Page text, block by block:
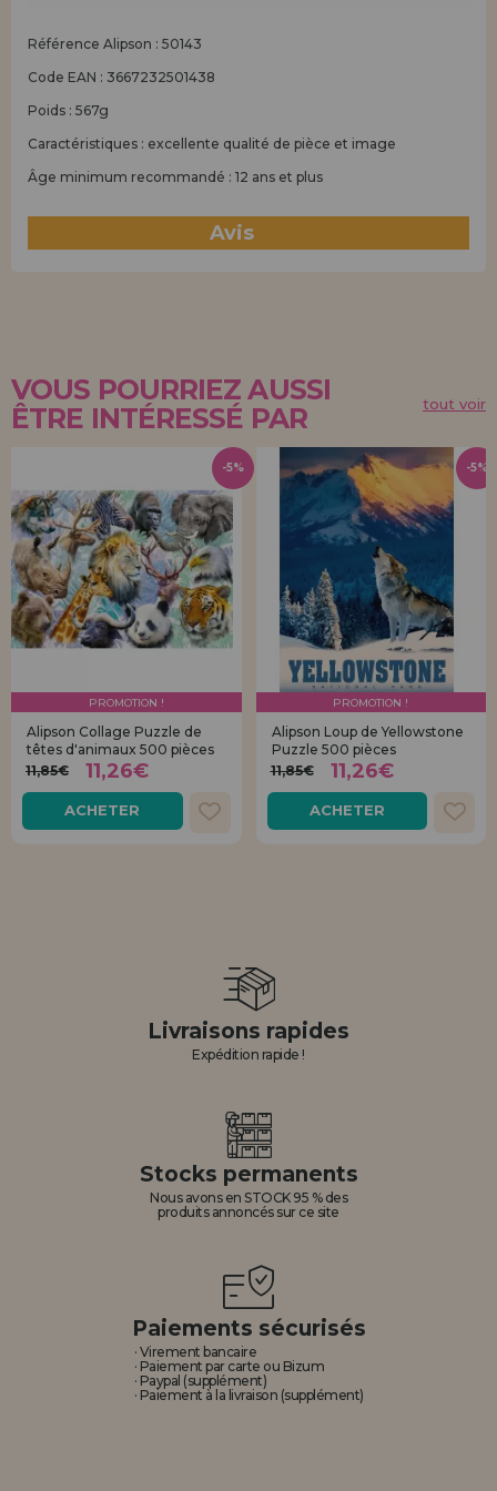
Référence Alipson : 50143
Code EAN : 3667232501438
Poids : 567g
Caractéristiques : excellente qualité de pièce et image
Âge minimum recommandé : 12 ans et plus
Avis
VOUS POURRIEZ AUSSI
ÊTRE INTÉRESSÉ PAR
tout voir
PROMOTION !
Alipson Collage Puzzle de
têtes d'animaux 500 pièces
11,85€
11,26€
ACHETER
-5%
PROMOTION !
Alipson Loup de Yellowstone
Puzzle 500 pièces
11,85€
11,26€
ACHETER
-5%
Livraisons rapides
Expédition rapide !
Stocks permanents
Nous avons en STOCK 95 % des
produits annoncés sur ce site
Paiements sécurisés
· Virement bancaire
· Paiement par carte ou Bizum
· Paypal (supplément)
· Paiement à la livraison (supplément)